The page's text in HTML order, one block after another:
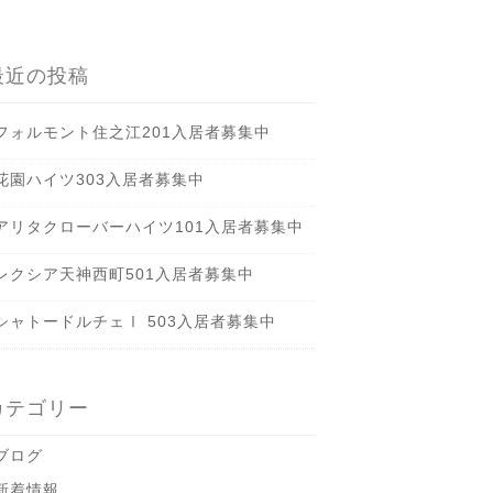
近の投稿
ォルモント住之江201入居者募集中
園ハイツ303入居者募集中
リタクローバーハイツ101入居者募集中
クシア天神西町501入居者募集中
ャトードルチェⅠ 503入居者募集中
テゴリー
ログ